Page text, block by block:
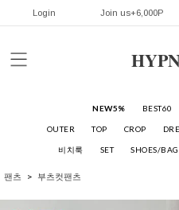
Login Join us+6,000P
NEW5% BEST60
OUTER TOP CROP
비치룩 SET SHOES/BAG
팬츠 부츠컷팬츠